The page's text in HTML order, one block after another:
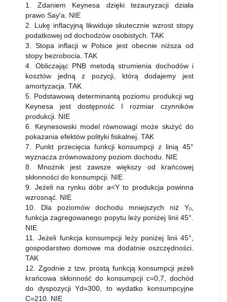
1. Zdaniem Keynesa dzięki tezauryzacji działa
prawo Say'a. NIE
2. Lukę inflacyjną likwiduje skutecznie wzrost stopy
podatkowej od dochodzów osobistych. TAK
3. Stopa inflacji w Polsce jest obecnie niższa od
stopy bezrobocia. TAK
4. Obliczając PNB metodą strumienia dochodów i
kosztów jedną z pozycji, którą dodajemy jest
amortyzacja. TAK
5. Podstawową determinantą poziomu produkcji wg
Keynesa jest dostępność I rozmiar czynników
produkcji. NIE
6. Keynesowski model równowagi może służyć do
pokazania efektów polityki fiskalnej. TAK
7. Punkt przecięcia funkcji konsumpcji z linią 45°
wyznacza zrównoważony poziom dochodu. NIE
8. Mnożnik jest zawsze większy od krańcowej
skłonności do konsumpcji. NIE
9. Jeżeli na rynku dóbr a<Y to produkcja powinna
wzrosnąć. NIE
10. Dla poziomów dochodu mniejszych niż Yₒ,
funkcja zagregowanego popytu leży poniżej linii 45°.
NIE
11. Jeżeli funkcja konsumpcji leży poniżej linii 45°,
gospodarstwo domowe ma dodatnie oszczędności.
TAK
12. Zgodnie z tzw. prostą funkcją konsumpcji jeżeli
krańcowa skłonność do konsumpcji c=0,7, dochód
do dyspozycji Yd=300, to wydatko konsumpcyjne
C=210. NIE